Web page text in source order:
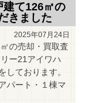
て126㎡の
きました
2025年07月24日
の売却・買取査
ー21アイワハ
しております。
パート・１棟マ